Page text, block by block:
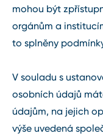
mohou být
orgánům a
to splněny
V souladu s
osobních údajů
údajům, na jejich
výše uvedená